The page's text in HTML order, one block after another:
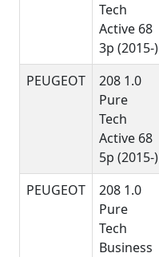
Tech
Active 68
3p (2015-)
PEUGEOT
208 1.0
Pure
Tech
Active 68
5p (2015-)
PEUGEOT
208 1.0
Pure
Tech
Business